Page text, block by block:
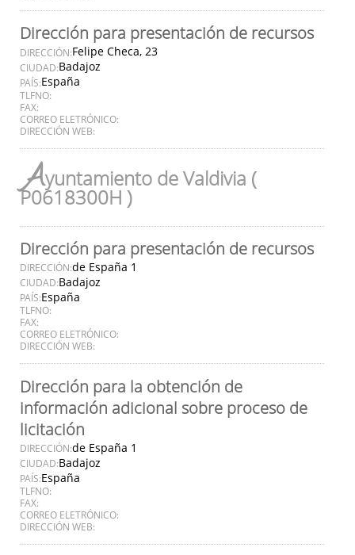
Dirección para presentación de recursos
DIRECCIÓN:Felipe Checa, 23
CIUDAD:Badajoz
PAÍS:España
TLFNO:
FAX:
CORREO ELETRÓNICO:
DIRECCIÓN WEB:
Ayuntamiento de Valdivia (
P0618300H )
Dirección para presentación de recursos
DIRECCIÓN:de España 1
CIUDAD:Badajoz
PAÍS:España
TLFNO:
FAX:
CORREO ELETRÓNICO:
DIRECCIÓN WEB:
Dirección para la obtención de
información adicional sobre proceso de
licitación
DIRECCIÓN:de España 1
CIUDAD:Badajoz
PAÍS:España
TLFNO:
FAX:
CORREO ELETRÓNICO:
DIRECCIÓN WEB: